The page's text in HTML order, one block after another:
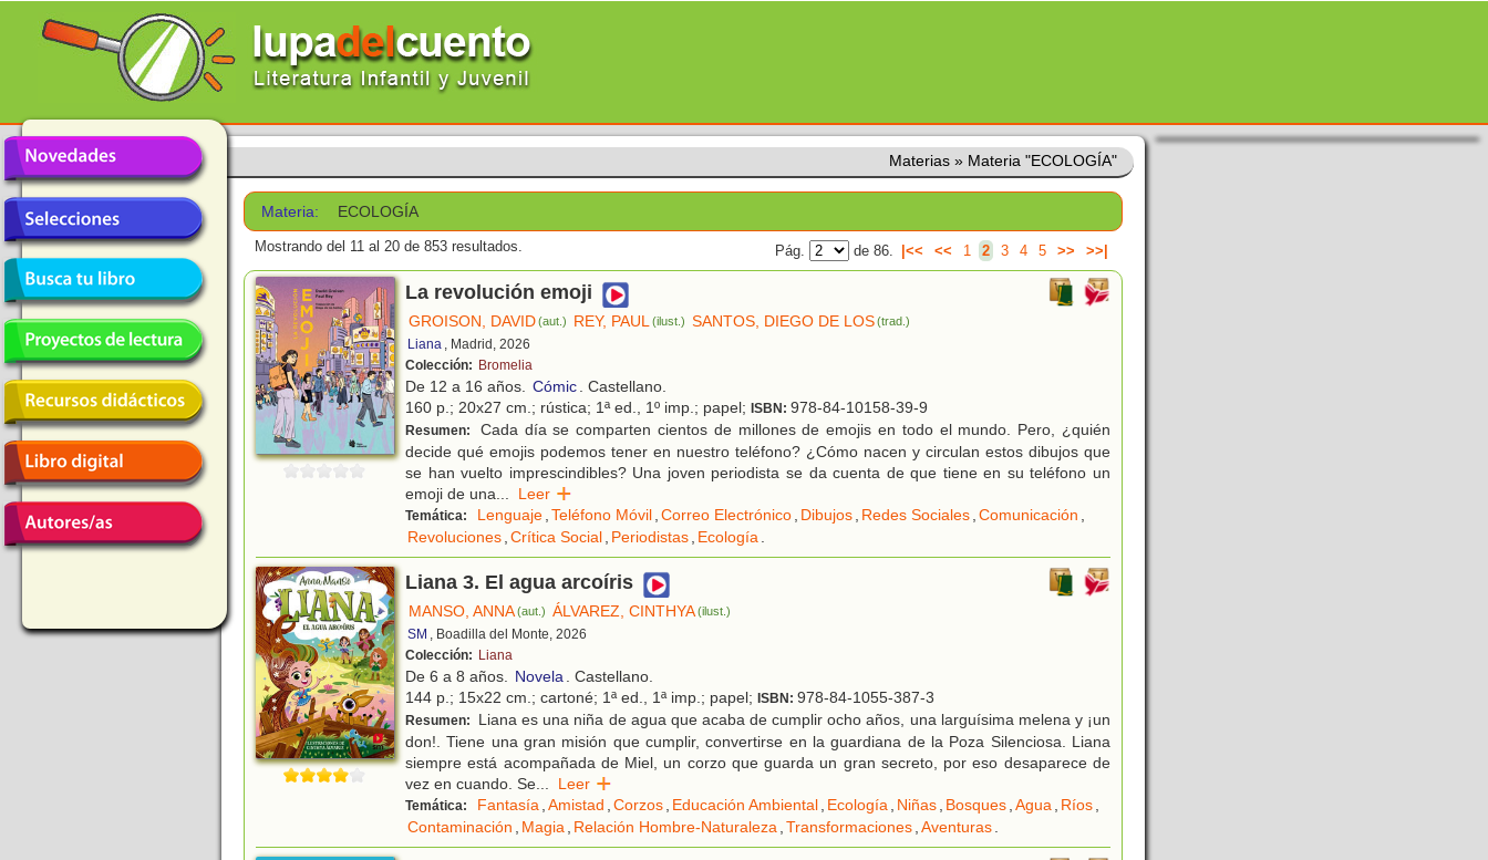
Materias » Materia "ECOLOGÍA"
Materia: ECOLOGÍA
Mostrando del 11 al 20 de 853 resultados. Pág. de 86. |<< << 1 2 3 4 5 >> >>|
La revolución emoji
GROISON, DAVID(aut.) REY, PAUL(ilust.) SANTOS, DIEGO DE LOS (trad.)
Liana , Madrid, 2026
Colección: Bromelia
De 12 a 16 años. Cómic. Castellano.
160 p.; 20x27 cm.; rústica; 1ª ed., 1º imp.; papel; ISBN: 978-84-10158-39-9
Resumen:
Cada día se comparten cientos de millones de emojis en todo el mundo. Pero, ¿quién
decide qué emojis podemos tener en nuestro teléfono? ¿Cómo nacen y circulan estos dibujos que
se han vuelto imprescindibles? Una joven periodista se da cuenta de que tiene en su teléfono un
emoji de una... Leer
Temática: Lenguaje,Teléfono Móvil,Correo Electrónico, Dibujos, Redes Sociales,Comunicación ,
Revoluciones,Crítica Social, Periodistas, Ecología.
Liana 3. El agua arcoíris
MANSO, ANNA(aut.) ÁLVAREZ, CINTHYA(ilust.)
SM , Boadilla del Monte, 2026
Colección: Liana
De 6 a 8 años. Novela. Castellano.
144 p.; 15x22 cm.; cartoné; 1ª ed., 1ª imp.; papel; ISBN: 978-84-1055-387-3
Resumen:
Liana es una niña de agua que acaba de cumplir ocho años, una larguísima melena y ¡un
don!. Tiene una gran misión que cumplir, convertirse en la guardiana de la Poza Silenciosa. Liana
siempre está acompañada de Miel, un corzo que guarda un gran secreto, por eso desaparece de
vez en cuando. Se... Leer
Temática: Fantasía,Amistad ,Corzos, Educación Ambiental, Ecología, Niñas, Bosques,Agua, Ríos,
Contaminación , Magia, Relación Hombre-Naturaleza,Transformaciones,Aventuras.